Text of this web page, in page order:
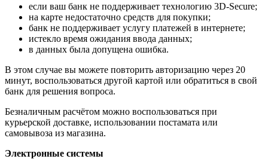
если ваш банк не поддерживает технологию 3D-Secure;
на карте недостаточно средств для покупки;
банк не поддерживает услугу платежей в интернете;
истекло время ожидания ввода данных;
в данных была допущена ошибка.
В этом случае вы можете повторить авторизацию через 20
минут, воспользоваться другой картой или обратиться в свой
банк для решения вопроса.
Безналичным расчётом можно воспользоваться при
курьерской доставке, использовании постамата или
самовывоза из магазина.
Электронные системы